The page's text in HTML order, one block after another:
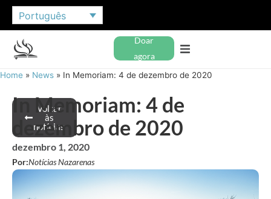
Português
Doar
agora
Home » News » In Memoriam: 4 de dezembro de 2020
Voltar
às
notícias
In Memoriam: 4 de
dezembro de 2020
dezembro 1, 2020
Por:Notícias Nazarenas